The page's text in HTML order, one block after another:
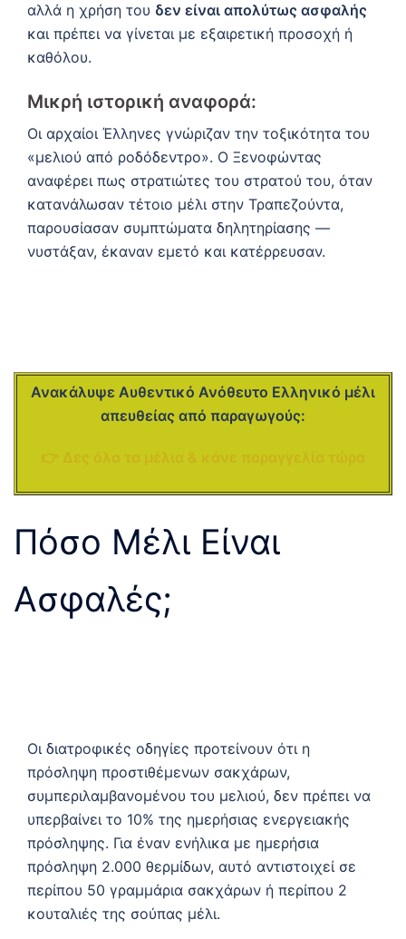
αλλά η χρήση του δεν είναι απολύτως ασφαλής
και πρέπει να γίνεται με εξαιρετική προσοχή ή
καθόλου.
Μικρή ιστορική αναφορά:
Οι αρχαίοι Έλληνες γνώριζαν την τοξικότητα του
«μελιού από ροδόδεντρο». Ο Ξενοφώντας
αναφέρει πως στρατιώτες του στρατού του, όταν
κατανάλωσαν τέτοιο μέλι στην Τραπεζούντα,
παρουσίασαν συμπτώματα δηλητηρίασης —
νυστάξαν, έκαναν εμετό και κατέρρευσαν.
Ανακάλυψε Aυθεντικό Ανόθευτο Ελληνικό μέλι
απευθείας από παραγωγούς:
👉 Δες όλα τα μέλια & κάνε παραγγελία τώρα
Πόσο Μέλι Είναι
Ασφαλές;
Οι διατροφικές οδηγίες προτείνουν ότι η
πρόσληψη προστιθέμενων σακχάρων,
συμπεριλαμβανομένου του μελιού, δεν πρέπει να
υπερβαίνει το 10% της ημερήσιας ενεργειακής
πρόσληψης. Για έναν ενήλικα με ημερήσια
πρόσληψη 2.000 θερμίδων, αυτό αντιστοιχεί σε
περίπου 50 γραμμάρια σακχάρων ή περίπου 2
κουταλιές της σούπας μέλι.